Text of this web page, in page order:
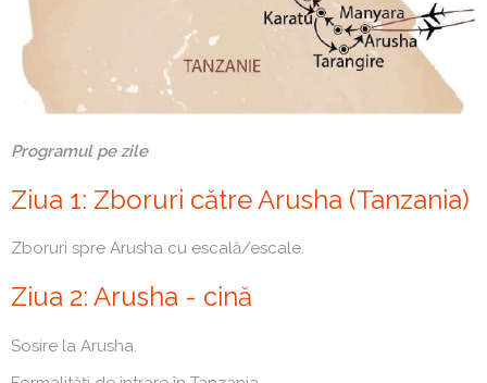
Programul pe zile
Ziua 1: Zboruri către Arusha (Tanzania)
Zboruri spre Arusha cu escală/escale.
Ziua 2: Arusha - cină
Sosire la Arusha.